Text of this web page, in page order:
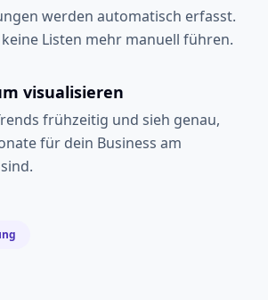
werden automatisch erfasst.
Listen mehr manuell führen.
visualisieren
frühzeitig und sieh genau,
für dein Business am